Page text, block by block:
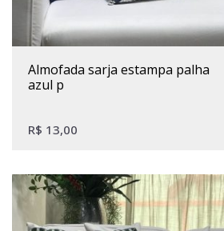
almofada sarja estampa palha
azul p
R$ 13,00